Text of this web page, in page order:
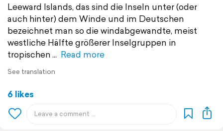
Leeward Islands, das sind die Inseln unter (oder
auch hinter) dem Winde und im Deutschen
bezeichnet man so die windabgewandte, meist
westliche Hälfte größerer Inselgruppen in
tropischen
Read more
See translation
6 likes